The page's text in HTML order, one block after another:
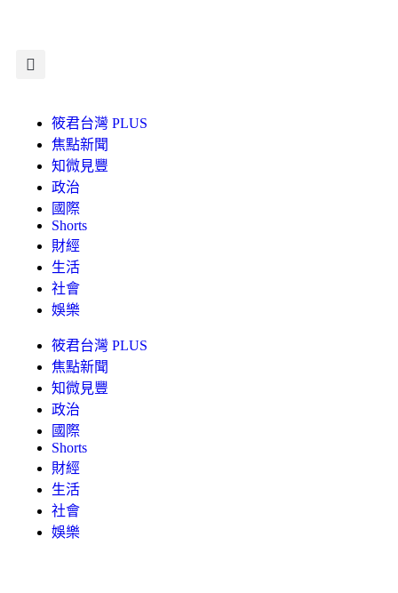
筱君台灣 PLUS
焦點新聞
知微見豐
政治
國際
Shorts
財經
生活
社會
娛樂
筱君台灣 PLUS
焦點新聞
知微見豐
政治
國際
Shorts
財經
生活
社會
娛樂